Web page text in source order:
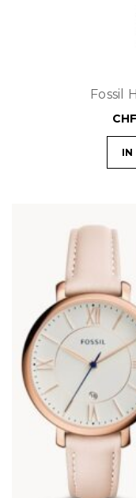
Fossil
CHF
IN